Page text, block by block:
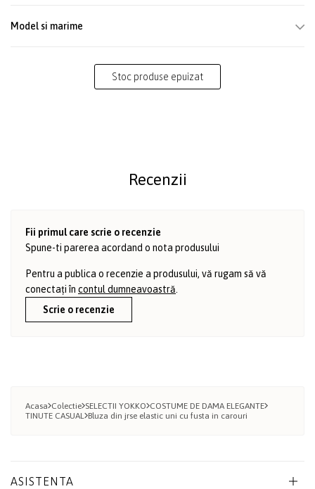
Model si marime
Stoc produse epuizat
Recenzii
Fii primul care scrie o recenzie
Spune-ti parerea acordand o nota produsului
Pentru a publica o recenzie a produsului, vă rugam să vă
conectați în contul dumneavoastră.
Scrie o recenzie
Acasa Colectie SELECTII YOKKO COSTUME DE DAMA ELEGANTE
TINUTE CASUAL Bluza din jrse elastic uni cu fusta in carouri
ASISTENTA